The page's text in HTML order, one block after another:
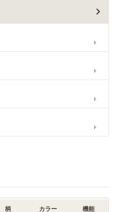
柄 カラー 機能